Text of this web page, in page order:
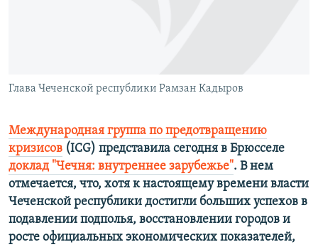
УКРАИНСКАЯ ПРОБЛЕМА КРЫМА
Глава Чеченской республики Рамзан Кадыров
Международная группа по предотвращению
кризисов (ICG) представила сегодня в Брюсселе
доклад "Чечня: внутреннее зарубежье". В нем
отмечается, что, хотя к настоящему времени власти
Чеченской республики достигли больших успехов в
подавлении подполья, восстановлении городов и
росте официальных экономических показателей,